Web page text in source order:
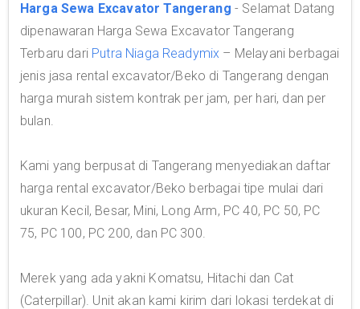
Harga Sewa Excavator Tangerang - Selamat Datang
dipenawaran Harga Sewa Excavator Tangerang
Terbaru dari Putra Niaga Readymix – Melayani berbagai
jenis jasa rental excavator/Beko di Tangerang dengan
harga murah sistem kontrak per jam, per hari, dan per
bulan.
Kami yang berpusat di Tangerang menyediakan daftar
harga rental excavator/Beko berbagai tipe mulai dari
ukuran Kecil, Besar, Mini, Long Arm, PC 40, PC 50, PC
75, PC 100, PC 200, dan PC 300.
Merek yang ada yakni Komatsu, Hitachi dan Cat
(Caterpillar). Unit akan kami kirim dari lokasi terdekat di